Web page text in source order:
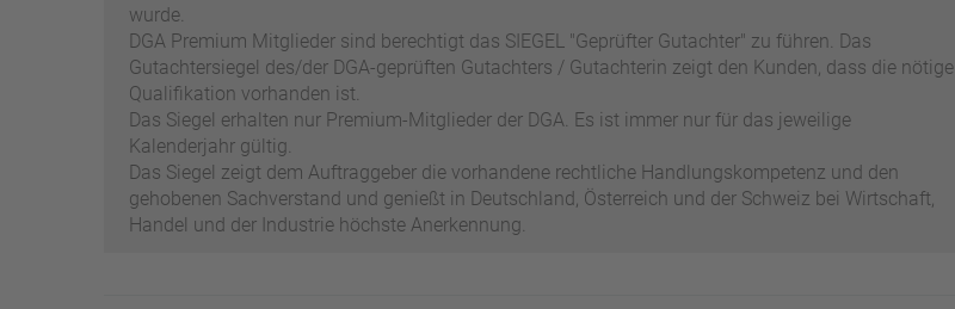
wurde.
DGA Premium Mitglieder sind berechtigt das SIEGEL "Geprüfter Gutachter" zu führen. Das
Gutachtersiegel des/der DGA-geprüften Gutachters / Gutachterin zeigt den Kunden, dass die nötige
Qualifikation vorhanden ist.
Das Siegel erhalten nur Premium-Mitglieder der DGA. Es ist immer nur für das jeweilige
Kalenderjahr gültig.
Das Siegel zeigt dem Auftraggeber die vorhandene rechtliche Handlungskompetenz und den
gehobenen Sachverstand und genießt in Deutschland, Österreich und der Schweiz bei Wirtschaft,
Handel und der Industrie höchste Anerkennung.